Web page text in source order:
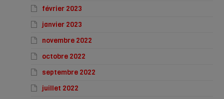
février 2023
janvier 2023
novembre 2022
octobre 2022
septembre 2022
juillet 2022